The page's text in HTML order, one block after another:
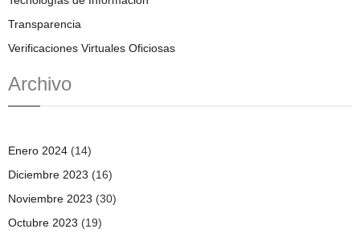
Transparencia
Verificaciones Virtuales Oficiosas
Archivo
Enero 2024 (14)
Diciembre 2023 (16)
Noviembre 2023 (30)
Octubre 2023 (19)